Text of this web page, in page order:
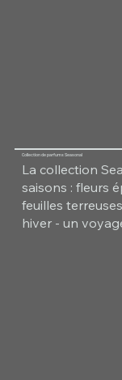
Collection de parfums Seasonal
La collection
saisons : fleurs
feuilles
hiver - un